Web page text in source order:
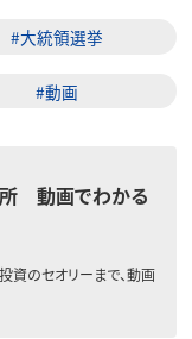
#大統領選挙
#動画
動画でわかる
資のセオリーまで、動画